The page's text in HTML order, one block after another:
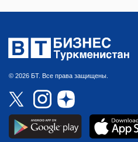
© 2026 БТ. Все права защищены.